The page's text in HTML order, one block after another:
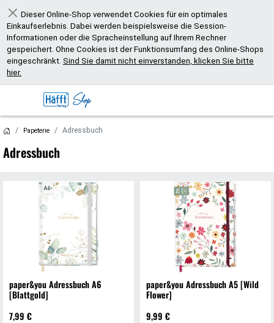
Schließen
Dieser Online-Shop verwendet Cookies für ein optimales
Einkaufserlebnis. Dabei werden beispielsweise die Session-
Informationen oder die Spracheinstellung auf Ihrem Rechner
gespeichert. Ohne Cookies ist der Funktionsumfang des Online-Shops
eingeschränkt. Sind Sie damit nicht einverstanden, klicken Sie bitte
hier.
Papeterie Adressbuch
Adressbuch
paper&you Adressbuch A6
[Blattgold]
7,99 €
paper&you Adressbuch A5 [Wild
Flower]
9,99 €